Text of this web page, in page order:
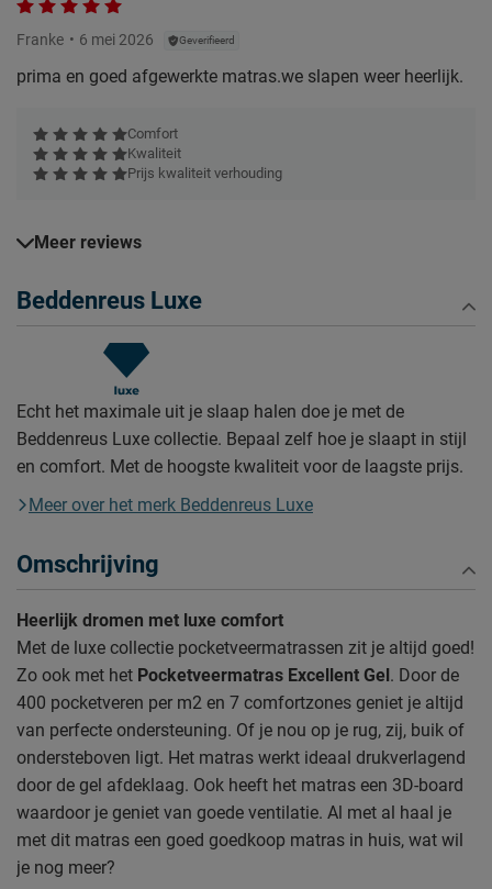
Franke 6 mei 2026 Geverifieerd
prima en goed afgewerkte matras.we slapen weer heerlijk.
Comfort
Kwaliteit
Prijs kwaliteit verhouding
Meer reviews
Beddenreus Luxe
Echt het maximale uit je slaap halen doe je met de
Beddenreus Luxe collectie. Bepaal zelf hoe je slaapt in stijl
en comfort. Met de hoogste kwaliteit voor de laagste prijs.
Meer over het merk Beddenreus Luxe
Omschrijving
Heerlijk dromen met luxe comfort
Met de luxe collectie pocketveermatrassen zit je altijd goed!
Zo ook met het Pocketveermatras Excellent Gel. Door de
400 pocketveren per m2 en 7 comfortzones geniet je altijd
van perfecte ondersteuning. Of je nou op je rug, zij, buik of
ondersteboven ligt. Het matras werkt ideaal drukverlagend
door de gel afdeklaag. Ook heeft het matras een 3D-board
waardoor je geniet van goede ventilatie. Al met al haal je
met dit matras een goed goedkoop matras in huis, wat wil
je nog meer?